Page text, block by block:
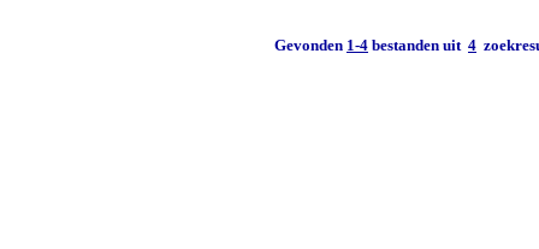
Gevonden 1-4 bestanden uit 4